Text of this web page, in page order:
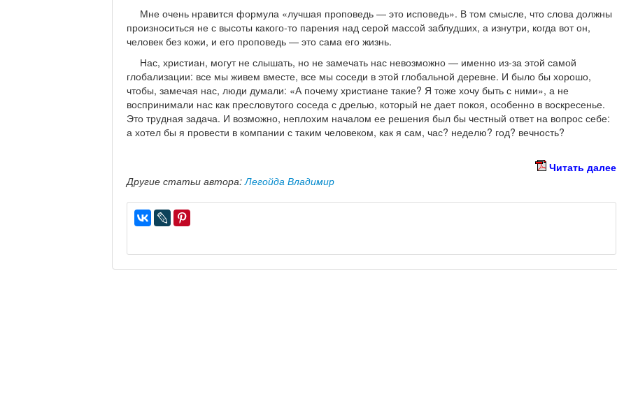
Мне очень нравится формула «лучшая проповедь — это исповедь». В том смысле, что слова должны
произноситься не с высоты какого-то парения над серой массой заблудших, а изнутри, когда вот он,
человек без кожи, и его проповедь — это сама его жизнь.
Нас, христиан, могут не слышать, но не замечать нас невозможно — именно из-за этой самой
глобализации: все мы живем вместе, все мы соседи в этой глобальной деревне. И было бы хорошо,
чтобы, замечая нас, люди думали: «А почему христиане такие? Я тоже хочу быть с ними», а не
воспринимали нас как пресловутого соседа с дрелью, который не дает покоя, особенно в воскресенье.
Это трудная задача. И возможно, неплохим началом ее решения был бы честный ответ на вопрос себе:
а хотел бы я провести в компании с таким человеком, как я сам, час? неделю? год? вечность?
Читать далее
Другие статьи автора:Легойда Владимир